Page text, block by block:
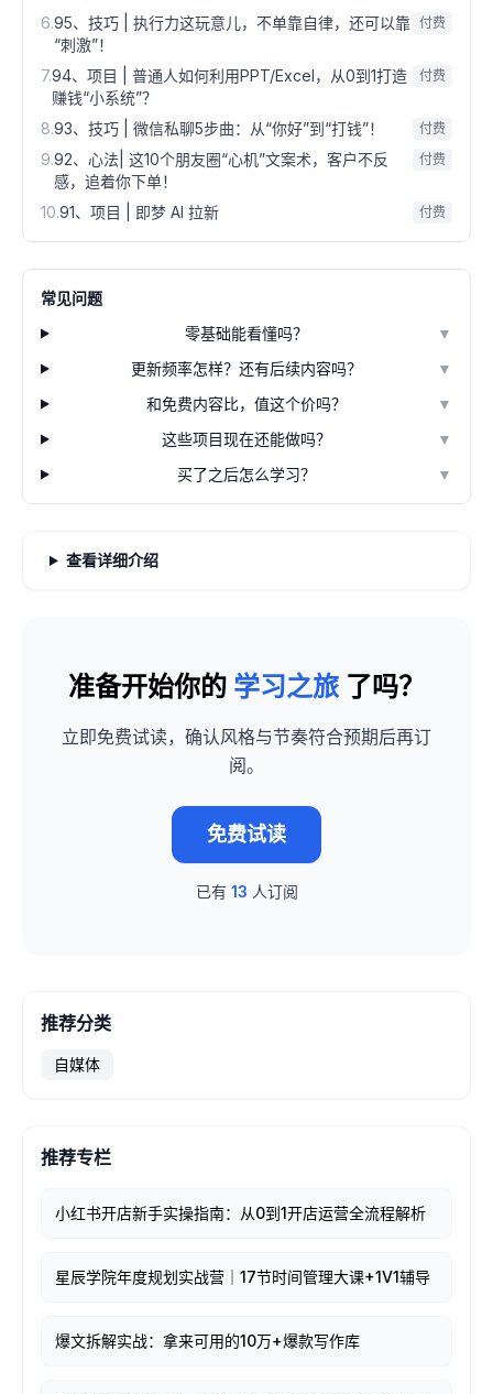
6.95、技巧 | 执行力这玩意儿，不单靠自律，还可以靠
“刺激”！
付费
7.94、项目 | 普通人如何利用PPT/Excel，从0到1打造
赚钱“小系统”？
付费
8.93、技巧 | 微信私聊5步曲：从“你好”到“打钱”！ 付费
9.92、心法| 这10个朋友圈“心机”文案术，客户不反
感，追着你下单！
付费
10.91、项目 | 即梦 AI 拉新 付费
常见问题
零基础能看懂吗？
▼
更新频率怎样？还有后续内容吗？
▼
和免费内容比，值这个价吗？
▼
这些项目现在还能做吗？
▼
买了之后怎么学习？
▼
查看详细介绍
准备开始你的 学习之旅 了吗？
立即免费试读，确认风格与节奏符合预期后再订
阅。
免费试读
已有 13 人订阅
推荐分类
自媒体
推荐专栏
小红书开店新手实操指南：从0到1开店运营全流程解析
星辰学院年度规划实战营｜17节时间管理大课+1V1辅导
爆文拆解实战：拿来可用的10万+爆款写作库